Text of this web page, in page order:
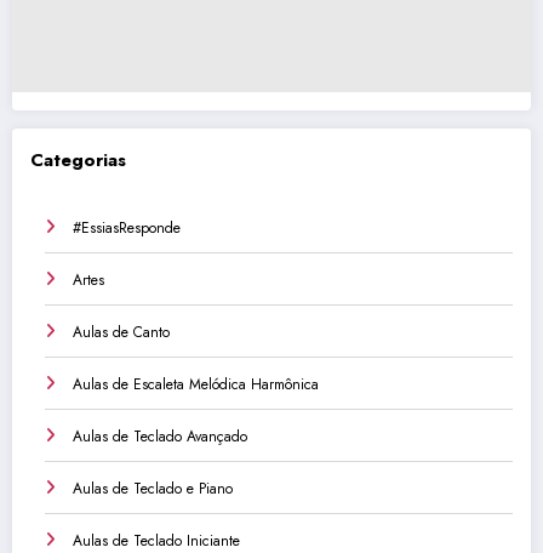
Categorias
#EssiasResponde
Artes
Aulas de Canto
Aulas de Escaleta Melódica Harmônica
Aulas de Teclado Avançado
Aulas de Teclado e Piano
Aulas de Teclado Iniciante